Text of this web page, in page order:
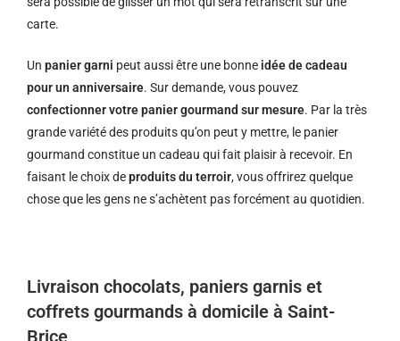
carte.
Un panier garni peut aussi être une bonne idée de cadeau
pour un anniversaire. Sur demande, vous pouvez
confectionner votre panier gourmand sur mesure. Par la très
grande variété des produits qu’on peut y mettre, le panier
gourmand constitue un cadeau qui fait plaisir à recevoir. En
faisant le choix deproduits du terroir, vous offrirez quelque
chose que les gens ne s’achètent pas forcément au quotidien.
Livraison chocolats, paniers garnis et
coffrets gourmands à domicile à Saint-
Brice